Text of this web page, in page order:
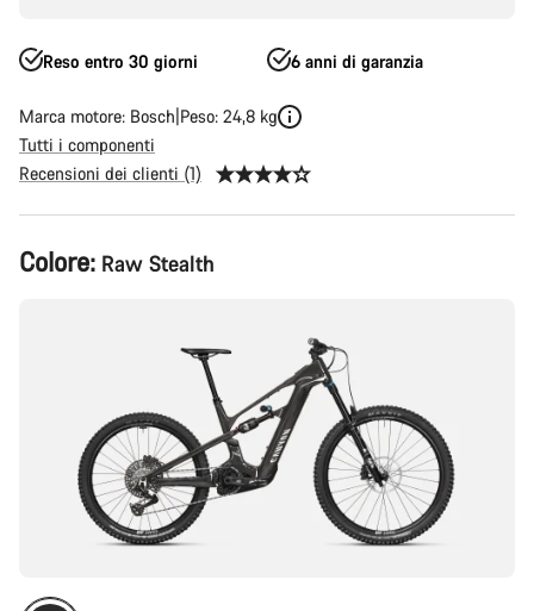
Reso entro 30 giorni 6 anni di garanzia
Marca motore: Bosch Peso: 24,8 kg
Tutti i componenti
Recensioni dei clienti (1)
Configurazione
del
Colore: Raw Stealth